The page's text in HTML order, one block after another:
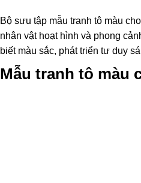
Bộ sưu tập mẫu tranh tô màu
nhân vật hoạt hình và phong
biết màu sắc, phát triển tư duy
Mẫu tranh tô màu